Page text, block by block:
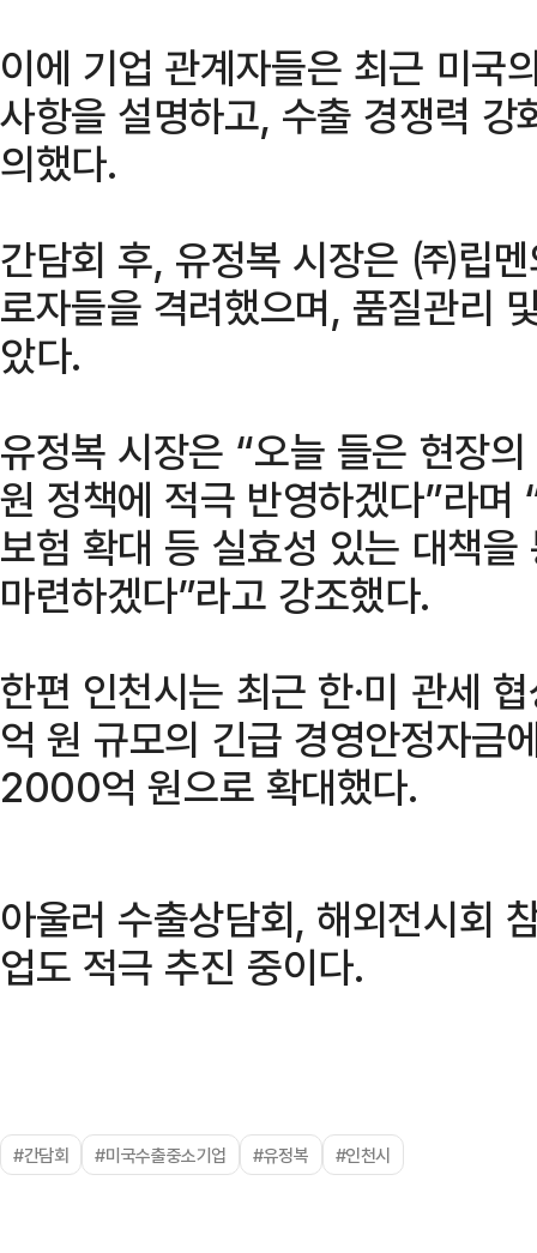
이에 기업 관계자들은 최근 미국
사항을 설명하고, 수출 경쟁력
의했다.
간담회 후, 유정복 시장은 ㈜립
로자들을 격려했으며, 품질관리
았다.
유정복 시장은 “오늘 들은 현장
원 정책에 적극 반영하겠다”라
보험 확대 등 실효성 있는 대책
마련하겠다”라고 강조했다.
한편 인천시는 최근 한·미 관세
억 원 규모의 긴급 경영안정자
2000억 원으로 확대했다.
아울러 수출상담회, 해외전시회
업도 적극 추진 중이다.
#간담회 #미국수출중소기업 #유정복 #인천시